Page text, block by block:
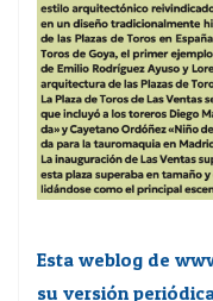
Esta weblog de
su versión